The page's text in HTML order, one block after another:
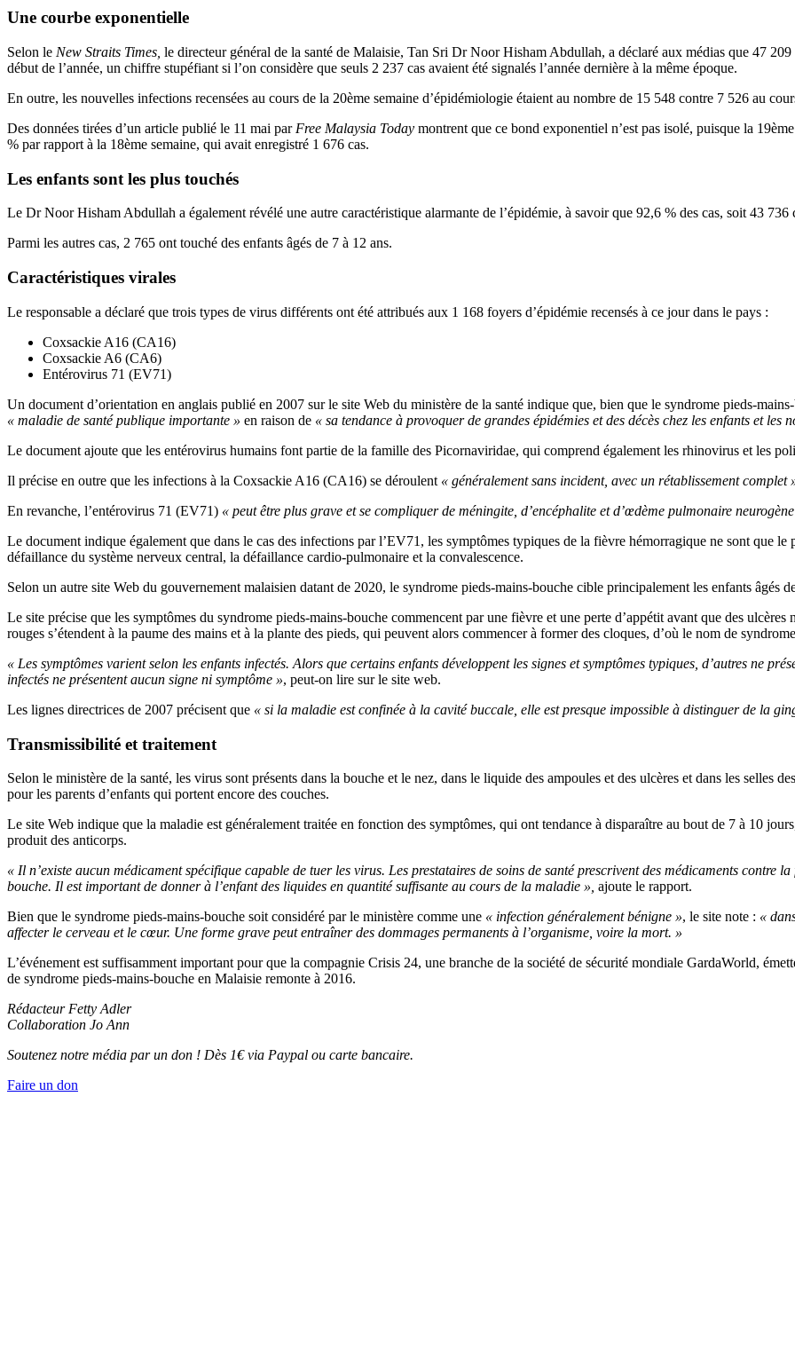
Une courbe exponentielle
Selon le New Straits Times, le directeur général de la santé de Malaisie, Tan Sri Dr Noor Hisham Abdullah, a déclaré aux médias que 47
début de l’année, un chiffre stupéfiant si l’on considère que seuls 2 237 cas avaient été signalés l’année dernière à la même époque.
En outre, les nouvelles infections recensées au cours de la 20ème semaine d’épidémiologie étaient au nombre de 15 548 contre 7 526 au
Des données tirées d’un article publié le 11 mai par Free Malaysia Today montrent que ce bond exponentiel n’est pas isolé, puisque la
% par rapport à la 18ème semaine, qui avait enregistré 1 676 cas.
Les enfants sont les plus touchés
Le Dr Noor Hisham Abdullah a également révélé une autre caractéristique alarmante de l’épidémie, à savoir que 92,6 % des cas, soit 43 736
Parmi les autres cas, 2 765 ont touché des enfants âgés de 7 à 12 ans.
Caractéristiques virales
Le responsable a déclaré que trois types de virus différents ont été attribués aux 1 168 foyers d’épidémie recensés à ce jour dans le pays :
Coxsackie A16 (CA16)
Coxsackie A6 (CA6)
Entérovirus 71 (EV71)
Un document d’orientation en anglais publié en 2007 sur le site Web du ministère de la santé indique que, bien que le syndrome pieds-
« maladie de santé publique importante » en raison de « sa tendance à provoquer de grandes épidémies et des décès chez les enfants et les
Le document ajoute que les entérovirus humains font partie de la famille des Picornaviridae, qui comprend également les rhinovirus et les
Il précise en outre que les infections à la Coxsackie A16 (CA16) se déroulent « généralement sans incident, avec un rétablissement complet
En revanche, l’entérovirus 71 (EV71) « peut être plus grave et se compliquer de méningite, d’encéphalite et d’œdème pulmonaire
Le document indique également que dans le cas des infections par l’EV71, les symptômes typiques de la fièvre hémorragique ne sont que le
défaillance du système nerveux central, la défaillance cardio-pulmonaire et la convalescence.
Selon un autre site Web du gouvernement malaisien datant de 2020, le syndrome pieds-mains-bouche cible principalement les enfants âgés
Le site précise que les symptômes du syndrome pieds-mains-bouche commencent par une fièvre et une perte d’appétit avant que des
rouges s’étendent à la paume des mains et à la plante des pieds, qui peuvent alors commencer à former des cloques, d’où le nom de
« Les symptômes varient selon les enfants infectés. Alors que certains enfants développent les signes et symptômes typiques, d’autres ne
infectés ne présentent aucun signe ni symptôme », peut-on lire sur le site web.
Les lignes directrices de 2007 précisent que « si la maladie est confinée à la cavité buccale, elle est presque impossible à distinguer de la
Transmissibilité et traitement
Selon le ministère de la santé, les virus sont présents dans la bouche et le nez, dans le liquide des ampoules et des ulcères et dans les selles
pour les parents d’enfants qui portent encore des couches.
Le site Web indique que la maladie est généralement traitée en fonction des symptômes, qui ont tendance à disparaître au bout de 7 à 10
produit des anticorps.
« Il n’existe aucun médicament spécifique capable de tuer les virus. Les prestataires de soins de santé prescrivent des médicaments contre
bouche. Il est important de donner à l’enfant des liquides en quantité suffisante au cours de la maladie », ajoute le rapport.
Bien que le syndrome pieds-mains-bouche soit considéré par le ministère comme une « infection généralement bénigne », le site note : «
affecter le cerveau et le cœur. Une forme grave peut entraîner des dommages permanents à l’organisme, voire la mort. »
L’événement est suffisamment important pour que la compagnie Crisis 24, une branche de la société de sécurité mondiale GardaWorld,
de syndrome pieds-mains-bouche en Malaisie remonte à 2016.
Rédacteur Fetty Adler
Collaboration Jo Ann
Soutenez notre média par un don ! Dès 1€ via Paypal ou carte bancaire.
Faire un don